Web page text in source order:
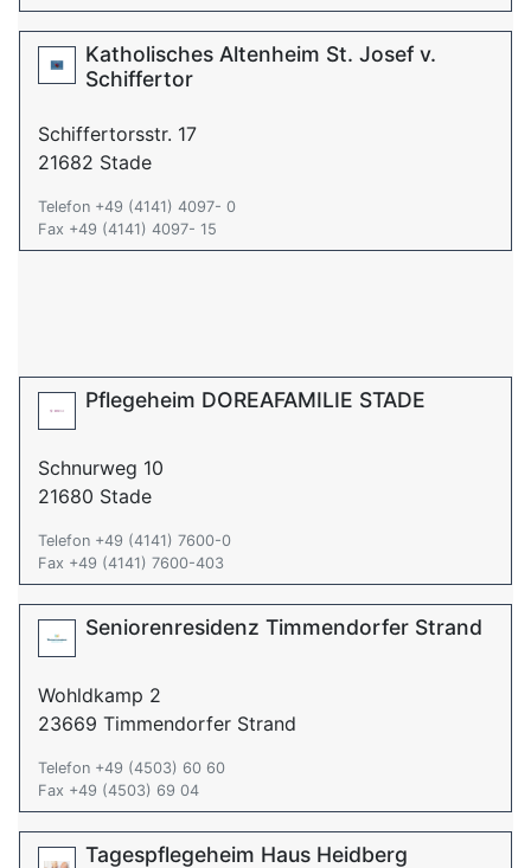
Katholisches Altenheim St. Josef v.
Schiffertor
Schiffertorsstr. 17
21682 Stade
Telefon +49 (4141) 4097- 0
Fax +49 (4141) 4097- 15
Pflegeheim DOREAFAMILIE STADE
Schnurweg 10
21680 Stade
Telefon +49 (4141) 7600-0
Fax +49 (4141) 7600-403
Seniorenresidenz Timmendorfer Strand
Wohldkamp 2
23669 Timmendorfer Strand
Telefon +49 (4503) 60 60
Fax +49 (4503) 69 04
Tagespflegeheim Haus Heidberg